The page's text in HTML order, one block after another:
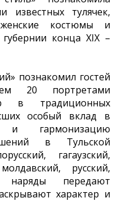
известных тулячек,
костюмы и
конца XIX –
познакомил гостей
20 портретами
в традиционных
особый вклад в
и гармонизацию
в Тульской
гагаузский,
русский,
наряды передают
характер и